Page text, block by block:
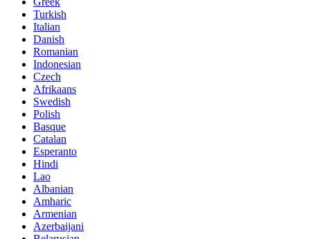
Turkish
Italian
Danish
Romanian
Indonesian
Czech
Afrikaans
Swedish
Polish
Basque
Catalan
Esperanto
Hindi
Lao
Albanian
Amharic
Armenian
Azerbaijani